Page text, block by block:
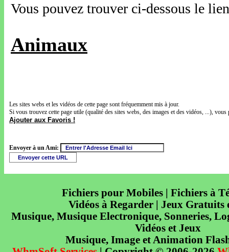
Vous pouvez trouver ci-dessous le
Animaux
Les sites webs et les vidéos de cette page sont fréquemment mis à jour.
Si vous trouvez cette page utile (qualité des sites webs, des images et des vidéos, ...),
Ajouter aux Favoris !
Envoyer à un Ami:
Fichiers pour Mobiles | Fichiers à
Vidéos à Regarder | Jeux Gratuits
Musique, Musique Electronique, Sonneries,
Vidéos et Jeux
Musique, Image et Animation